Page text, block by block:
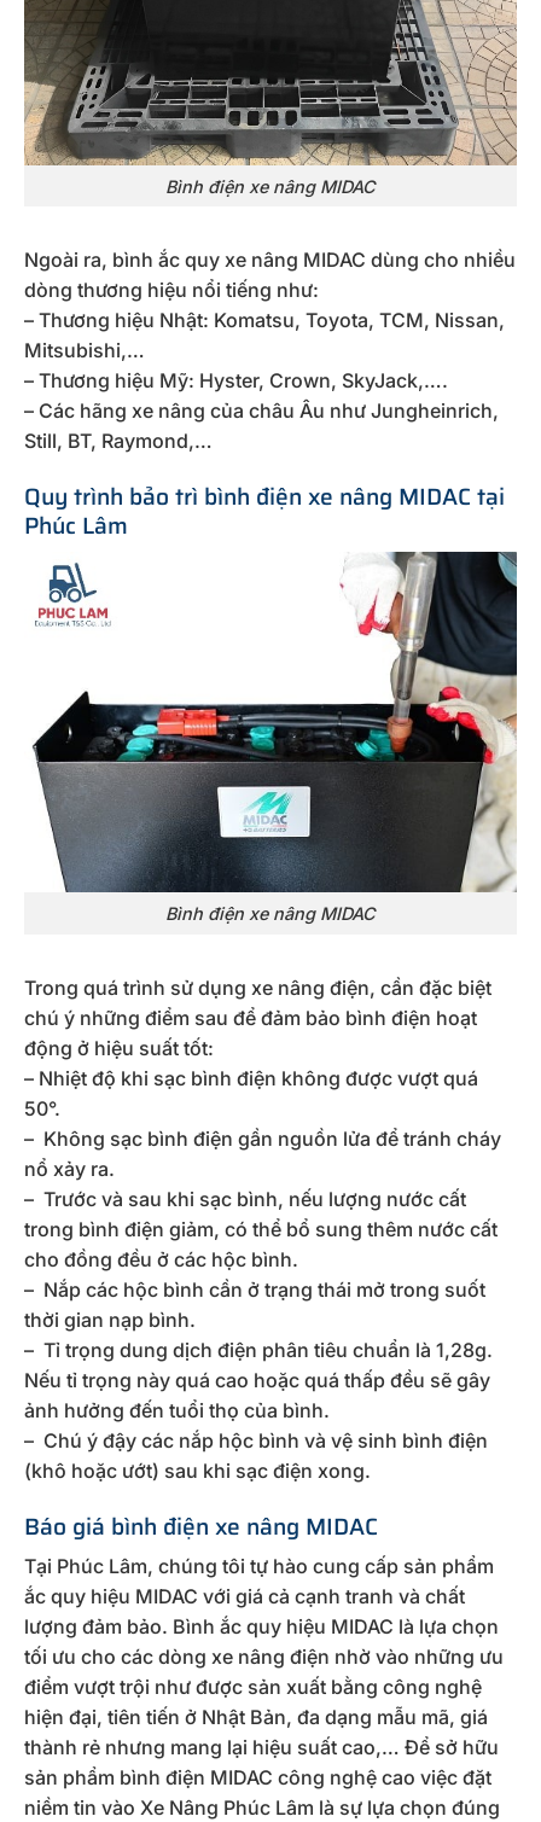
Bình điện xe nâng MIDAC
Ngoài ra, bình ắc quy xe nâng MIDAC dùng cho nhiều
dòng thương hiệu nổi tiếng như:
– Thương hiệu Nhật: Komatsu, Toyota, TCM, Nissan,
Mitsubishi,…
– Thương hiệu Mỹ: Hyster, Crown, SkyJack,….
– Các hãng xe nâng của châu Âu như Jungheinrich,
Still, BT, Raymond,…
Quy trình bảo trì bình điện xe nâng MIDAC tại
Phúc Lâm
Bình điện xe nâng MIDAC
Trong quá trình sử dụng xe nâng điện, cần đặc biệt
chú ý những điểm sau để đảm bảo bình điện hoạt
động ở hiệu suất tốt:
– Nhiệt độ khi sạc bình điện không được vượt quá
50°.
– Không sạc bình điện gần nguồn lửa để tránh cháy
nổ xảy ra.
– Trước và sau khi sạc bình, nếu lượng nước cất
trong bình điện giảm, có thể bổ sung thêm nước cất
cho đồng đều ở các hộc bình.
– Nắp các hộc bình cần ở trạng thái mở trong suốt
thời gian nạp bình.
– Tỉ trọng dung dịch điện phân tiêu chuẩn là 1,28g.
Nếu tỉ trọng này quá cao hoặc quá thấp đều sẽ gây
ảnh hưởng đến tuổi thọ của bình.
– Chú ý đậy các nắp hộc bình và vệ sinh bình điện
(khô hoặc ướt) sau khi sạc điện xong.
Báo giá bình điện xe nâng MIDAC
Tại Phúc Lâm, chúng tôi tự hào cung cấp sản phẩm
ắc quy hiệu MIDAC với giá cả cạnh tranh và chất
lượng đảm bảo. Bình ắc quy hiệu MIDAC là lựa chọn
tối ưu cho các dòng xe nâng điện nhờ vào những ưu
điểm vượt trội như được sản xuất bằng công nghệ
hiện đại, tiên tiến ở Nhật Bản, đa dạng mẫu mã, giá
thành rẻ nhưng mang lại hiệu suất cao,… Để sở hữu
sản phẩm bình điện MIDAC công nghệ cao việc đặt
niềm tin vào Xe Nâng Phúc Lâm là sự lựa chọn đúng